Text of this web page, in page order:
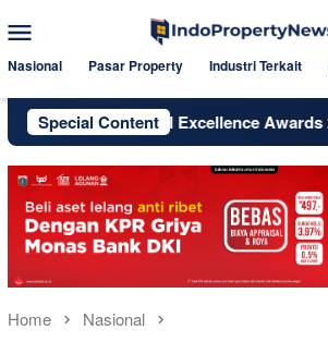
to
Menu
Nasional Pasar Property Industri Terkait
Special Content
Digital Excellence Awards 2026
Home Nasional